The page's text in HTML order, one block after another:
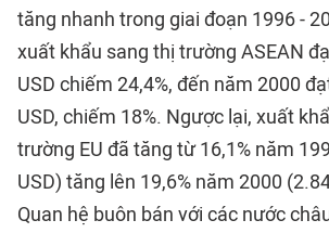
tăng nhanh trong giai đoạn 1996 -
xuất khẩu sang thị trường ASEAN
USD chiếm 24,4%, đến năm 2000
USD, chiếm 18%. Ngược lại, xuất
trường EU đã tăng từ 16,1% năm
USD) tăng lên 19,6% năm 2000
Quan hệ buôn bán với các nước